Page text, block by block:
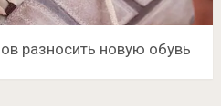
разносить новую обувь